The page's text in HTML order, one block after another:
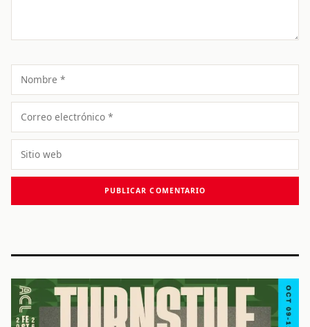
Nombre
Correo
electrónico
Sitio
web